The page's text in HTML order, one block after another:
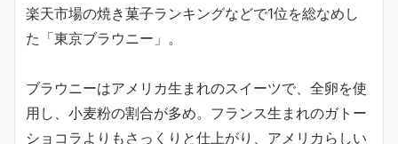
楽天市場の焼き菓子ランキングなどで1位を総なめし
た「東京ブラウニー」。
ブラウニーはアメリカ生まれのスイーツで、全卵を使
用し、小麦粉の割合が多め。フランス生まれのガトー
ショコラよりもさっくりと仕上がり、アメリカらしい